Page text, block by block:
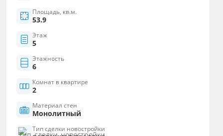
Площадь, кв.м.
53.9
Этаж
5
Этажность
6
Комнат в квартире
2
Материал стен
Монолитный
Тип сделки новостройки